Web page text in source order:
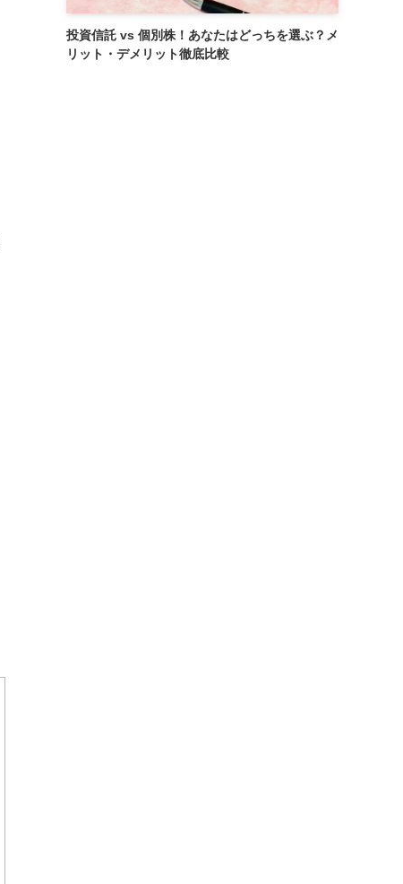
投資信託 vs 個別株！あなたはどっちを選ぶ？メ
リット・デメリット徹底比較